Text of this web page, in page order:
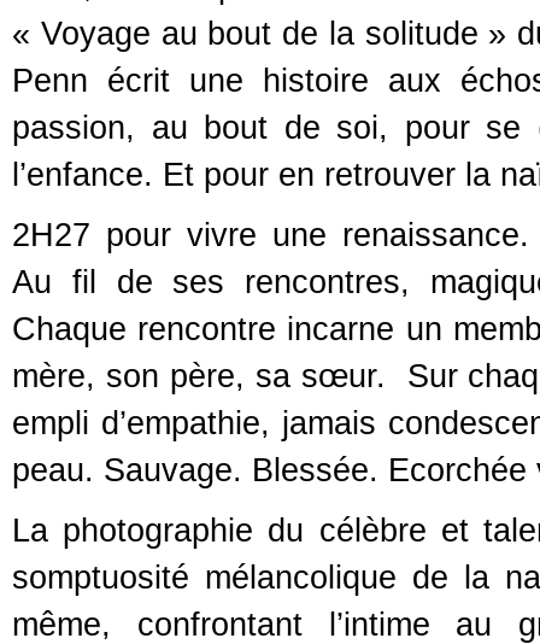
« Voyage au bout de la solitude »
Penn écrit une histoire aux
passion, au bout de soi, pour se
l’enfance. Et pour en retrouver la
2H27 pour vivre une
Au fil de ses rencontres,
Chaque rencontre incarne un
mère, son père, sa sœur. Sur
empli d’empathie, jamais
peau. Sauvage. Blessée. Ecorchée
La photographie du célèbre et
somptuosité mélancolique de la
même, confrontant l’intime au